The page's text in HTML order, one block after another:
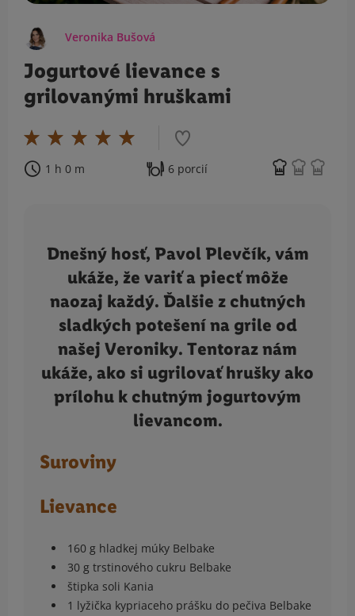
Veronika Bušová
Jogurtové lievance s
grilovanými hruškami
1 h 0 m 6 porcií
Dnešný hosť, Pavol Plevčík, vám
ukáže, že variť a piecť môže
naozaj každý. Ďalšie z chutných
sladkých potešení na grile od
našej Veroniky. Tentoraz nám
ukáže, ako si ugrilovať hrušky ako
prílohu k chutným jogurtovým
lievancom.
Suroviny
Lievance
160 g hladkej múky Belbake
30 g trstinového cukru Belbake
štipka soli Kania
1 lyžička kypriaceho prášku do pečiva Belbake